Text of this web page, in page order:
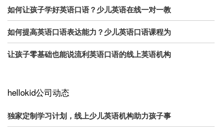
如何让孩子学好英语口语？少儿英语在线一对一教
如何提高英语口语表达能力？少儿英语口语课程为
让孩子零基础也能说流利英语口语的线上英语机构
hellokid公司动态
独家定制学习计划，线上少儿英语机构助力孩子事